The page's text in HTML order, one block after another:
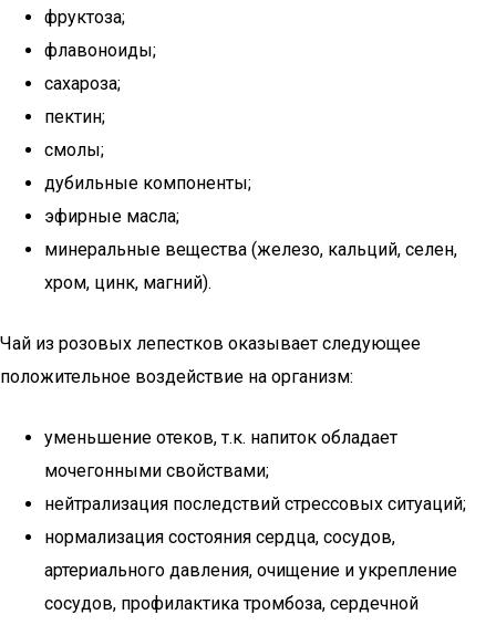
фруктоза;
флавоноиды;
сахароза;
пектин;
смолы;
дубильные компоненты;
эфирные масла;
минеральные вещества (железо, кальций, селен,
хром, цинк, магний).
Чай из розовых лепестков оказывает следующее
положительное воздействие на организм:
уменьшение отеков, т.к. напиток обладает
мочегонными свойствами;
нейтрализация последствий стрессовых ситуаций;
нормализация состояния сердца, сосудов,
артериального давления, очищение и укрепление
сосудов, профилактика тромбоза, сердечной